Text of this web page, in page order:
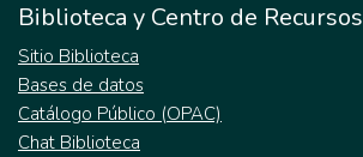
Biblioteca y Centro de Recursos
Sitio Biblioteca
Bases de datos
Catálogo Público (OPAC)
Chat Biblioteca